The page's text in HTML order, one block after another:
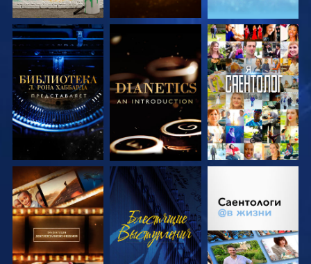
СМОТРЕТЬ
ПЕРЕДАЧИ
СМОТРЕТЬ
ПЕРЕДАЧИ
СМОТРЕТЬ
СМОТРЕТЬ
ПЕРЕДАЧИ
СМОТРЕТЬ
СМОТРЕТЬ